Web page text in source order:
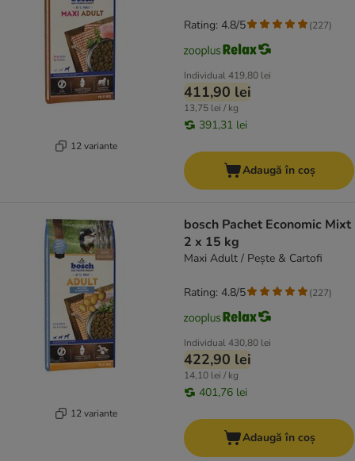
12 variante
Individual419,80 lei
411,90 lei
13,75 lei / kg
391,31 lei
Rating: 4.8/5 (227)
Adaugă în coș
12 variante
bosch Pachet Economic Mixt
2 x 15 kg
Maxi Adult / Pește & Cartofi
Individual430,80 lei
422,90 lei
14,10 lei / kg
401,76 lei
Rating: 4.8/5 (227)
Adaugă în coș